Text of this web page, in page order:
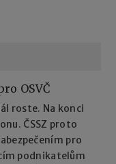
OSVČ
roste. Na konci
ČSSZ proto
pro
podnikatelům